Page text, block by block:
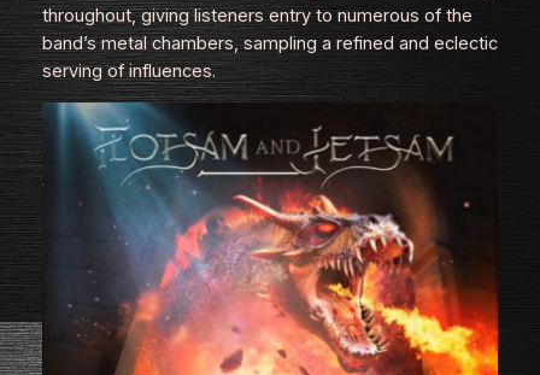
throughout, giving listeners entry to numerous of the
band’s metal chambers, sampling a refined and eclectic
serving of influences.